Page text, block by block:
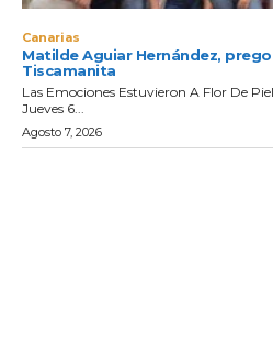
Canarias
Matilde Aguiar Hernández,
Tiscamanita
Las Emociones Estuvieron A Flor De
Jueves 6...
Agosto 7, 2026